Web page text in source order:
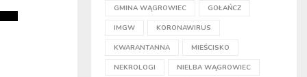
GMINA WĄGROWIEC GOŁAŃCZ
IMGW KORONAWIRUS
KWARANTANNA MIEŚCISKO
NEKROLOGI NIELBA WĄGROWIEC